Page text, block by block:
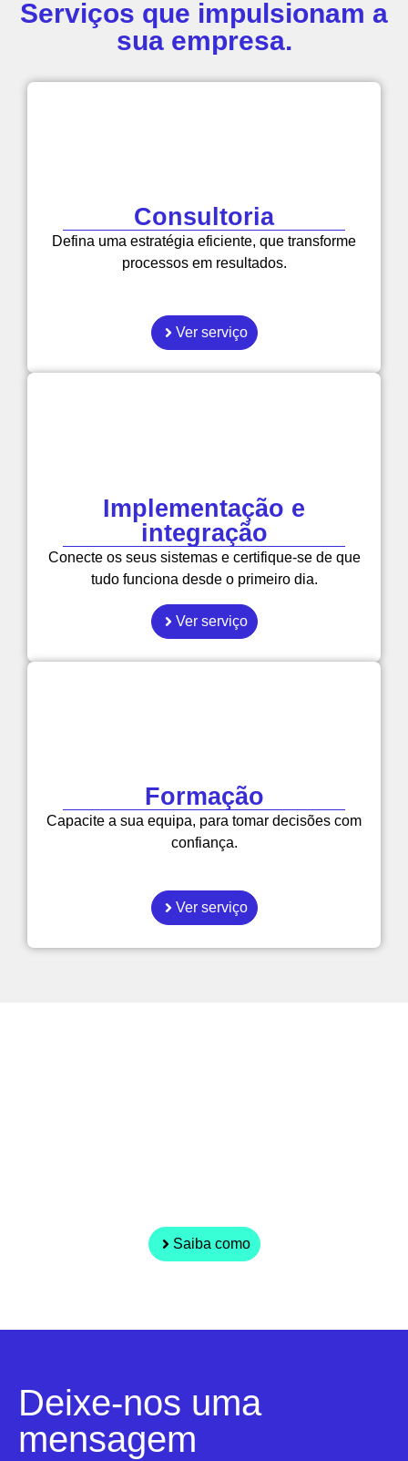
Serviços que impulsionam a
sua empresa.
Consultoria
Defina uma estratégia eficiente, que transforme
processos em resultados.
Ver serviço
Implementação e
integração
Conecte os seus sistemas e certifique-se de que
tudo funciona desde o primeiro dia.
Ver serviço
Formação
Capacite a sua equipa, para tomar decisões com
confiança.
Ver serviço
Saiba como
Deixe-nos uma
mensagem